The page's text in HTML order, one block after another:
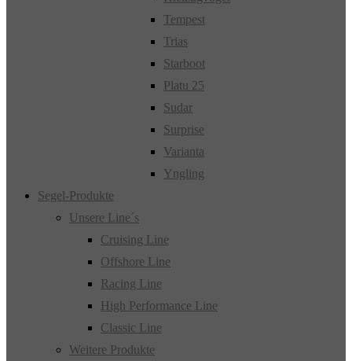
Tempest
Trias
Starboot
Platu 25
Sudar
Surprise
Varianta
Yngling
Segel-Produkte
Unsere Line´s
Cruising Line
Offshore Line
Racing Line
High Performance Line
Classic Line
Weitere Produkte